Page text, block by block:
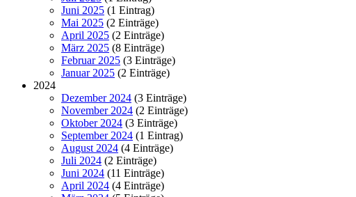
Juni 2025 (1 Eintrag)
Mai 2025 (2 Einträge)
April 2025 (2 Einträge)
März 2025 (8 Einträge)
Februar 2025 (3 Einträge)
Januar 2025 (2 Einträge)
2024
Dezember 2024 (3 Einträge)
November 2024 (2 Einträge)
Oktober 2024 (3 Einträge)
September 2024 (1 Eintrag)
August 2024 (4 Einträge)
Juli 2024 (2 Einträge)
Juni 2024 (11 Einträge)
April 2024 (4 Einträge)